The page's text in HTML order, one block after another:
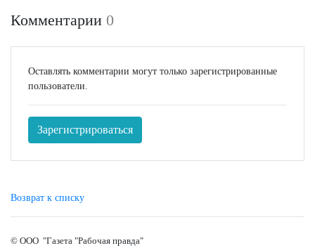
Комментарии 0
Оставлять комментарии могут только зарегистрированные
пользователи.
Зарегистрироваться
Возврат к списку
© ООО "Газета "Рабочая правда"